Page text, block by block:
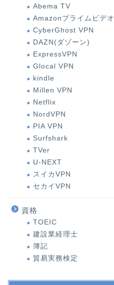
Abema TV
Amazonプライムビデオ
CyberGhost VPN
DAZN(ダゾーン)
ExpressVPN
Glocal VPN
kindle
Millen VPN
Netflix
NordVPN
PIA VPN
Surfshark
TVer
U-NEXT
スイカVPN
セカイVPN
資格
TOEIC
建設業経理士
簿記
貿易実務検定